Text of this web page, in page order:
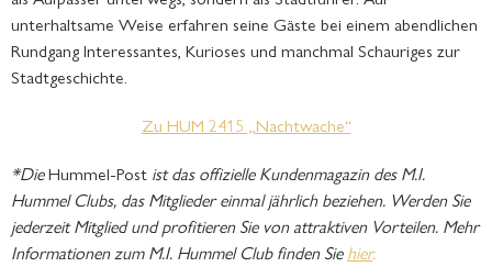
unterhaltsame Weise erfahren seine Gäste bei einem abendlichen
Rundgang Interessantes, Kurioses und manchmal Schauriges zur
Stadtgeschichte.
Zu HUM 2415 „Nachtwache“
*DieHummel-Post ist das offizielle Kundenmagazin des M.I.
Hummel Clubs, das Mitglieder einmal jährlich beziehen. Werden Sie
jederzeit Mitglied und profitieren Sie von attraktiven Vorteilen. Mehr
Informationen zum M.I. Hummel Club finden Siehier.